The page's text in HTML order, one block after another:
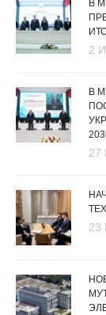
В
2
В
27
23